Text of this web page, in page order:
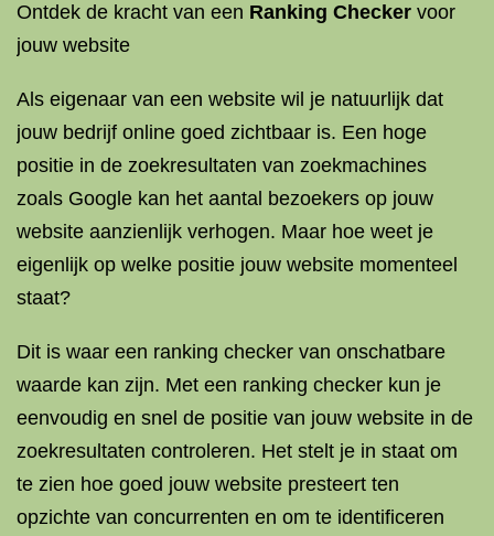
Ontdek de kracht van een Ranking Checker voor
jouw website
Als eigenaar van een website wil je natuurlijk dat
jouw bedrijf online goed zichtbaar is. Een hoge
positie in de zoekresultaten van zoekmachines
zoals Google kan het aantal bezoekers op jouw
website aanzienlijk verhogen. Maar hoe weet je
eigenlijk op welke positie jouw website momenteel
staat?
Dit is waar een ranking checker van onschatbare
waarde kan zijn. Met een ranking checker kun je
eenvoudig en snel de positie van jouw website in de
zoekresultaten controleren. Het stelt je in staat om
te zien hoe goed jouw website presteert ten
opzichte van concurrenten en om te identificeren